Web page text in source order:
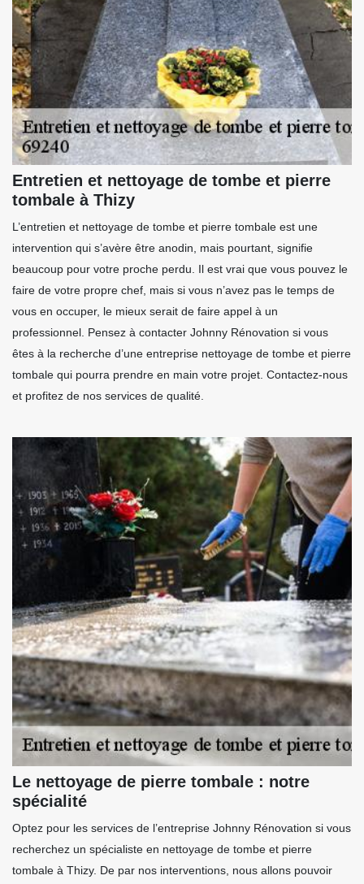
Entretien et nettoyage de tombe et pierre
tombale à Thizy
L’entretien et nettoyage de tombe et pierre tombale est une
intervention qui s’avère être anodin, mais pourtant, signifie
beaucoup pour votre proche perdu. Il est vrai que vous pouvez le
faire de votre propre chef, mais si vous n’avez pas le temps de
vous en occuper, le mieux serait de faire appel à un
professionnel. Pensez à contacter Johnny Rénovation si vous
êtes à la recherche d’une entreprise nettoyage de tombe et pierre
tombale qui pourra prendre en main votre projet. Contactez-nous
et profitez de nos services de qualité.
Le nettoyage de pierre tombale : notre
spécialité
Optez pour les services de l’entreprise Johnny Rénovation si vous
recherchez un spécialiste en nettoyage de tombe et pierre
tombale à Thizy. De par nos interventions, nous allons pouvoir